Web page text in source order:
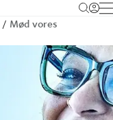
Mød vores